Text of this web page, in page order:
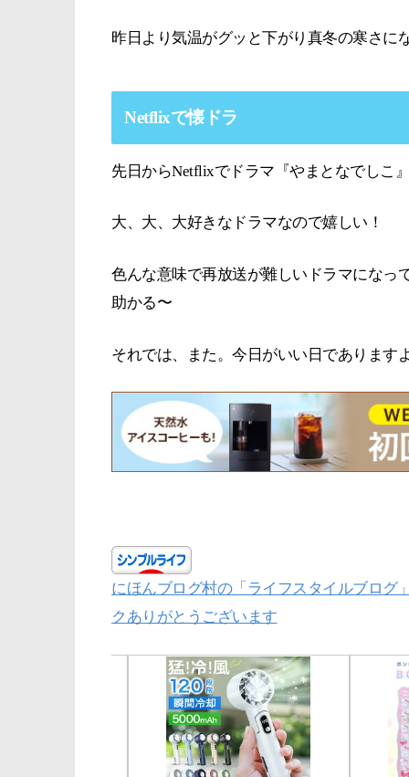
昨日より気温がグッと下がり真冬の寒さに
Netflixで懐ドラ
先日からNetflixでドラマ『やまとなでしこ
大、大、大好きなドラマなので嬉しい！
色んな意味で再放送が難しいドラマになっ
助かる〜
それでは、また。今日がいい日であります
にほんブログ村の「ライフスタイルブログ
クありがとうございます